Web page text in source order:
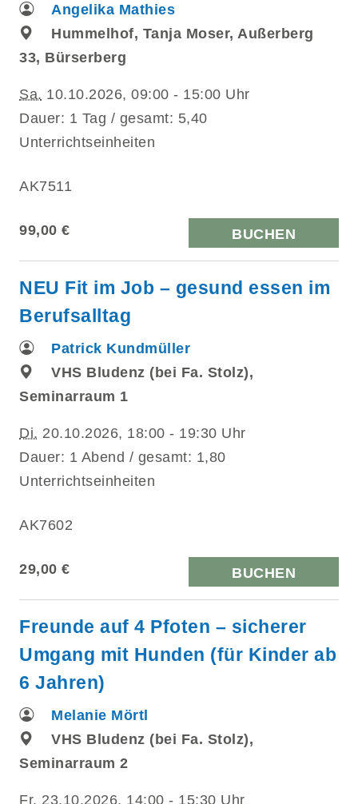
Angelika Mathies
Hummelhof, Tanja Moser, Außerberg
33, Bürserberg
Sa. 10.10.2026, 09:00 - 15:00 Uhr
Dauer: 1 Tag / gesamt: 5,40
Unterrichtseinheiten
AK7511
99,00 € BUCHEN
NEU Fit im Job – gesund essen im
Berufsalltag
Patrick Kundmüller
VHS Bludenz (bei Fa. Stolz),
Seminarraum 1
Di. 20.10.2026, 18:00 - 19:30 Uhr
Dauer: 1 Abend / gesamt: 1,80
Unterrichtseinheiten
AK7602
29,00 € BUCHEN
Freunde auf 4 Pfoten – sicherer
Umgang mit Hunden (für Kinder ab
6 Jahren)
Melanie Mörtl
VHS Bludenz (bei Fa. Stolz),
Seminarraum 2
Fr. 23.10.2026, 14:00 - 15:30 Uhr